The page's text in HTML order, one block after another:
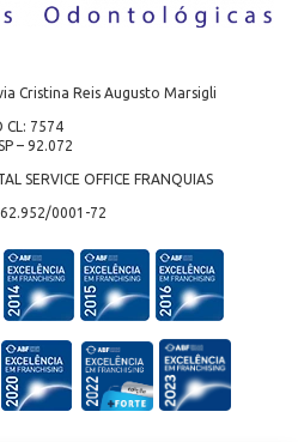
Cristina Reis Augusto Marsigli
CL: 7574
– 92.072
SERVICE OFFICE FRANQUIAS
0001-72